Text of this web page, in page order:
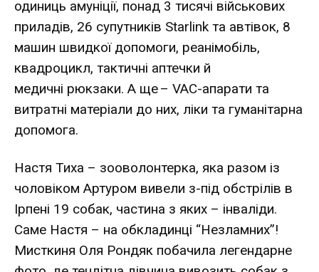
одиниць амуніції, понад 3 тисячі військових
приладів, 26 супутників Starlink та автівок, 8
машин швидкої допомоги, реанімобіль,
квадроцикл, тактичні аптечки й
медичні рюкзаки. А ще – VAC-апарати та
витратні матеріали до них, ліки та гуманітарна
допомога.
Настя Тиха – зооволонтерка, яка разом із
чоловіком Артуром вивели з-під обстрілів в
Ірпені 19 собак, частина з яких – інваліди.
Саме Настя – на обкладинці “Незламних”!
Мисткиня Оля Рондяк побачила легендарне